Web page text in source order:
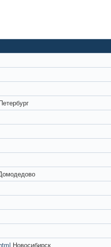
Новосибирск